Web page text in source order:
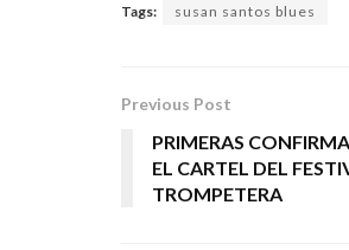
Tags: susan santos blues
Previous Post
PRIMERAS
EL CARTEL DEL
TROMPETERA